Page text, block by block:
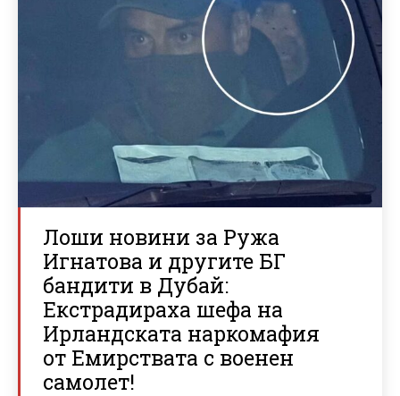
Лоши новини за Ружа
Игнатова и другите БГ
бандити в Дубай:
Екстрадираха шефа на
Ирландската наркомафия
от Емирствата с военен
самолет!